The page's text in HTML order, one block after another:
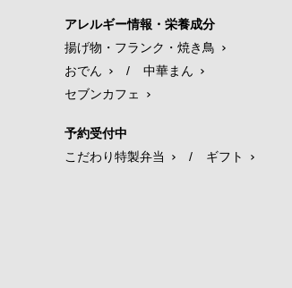
アレルギー情報・栄養成分
揚げ物・フランク・焼き鳥
おでん
/
中華まん
セブンカフェ
予約受付中
こだわり特製弁当
/ ギフト